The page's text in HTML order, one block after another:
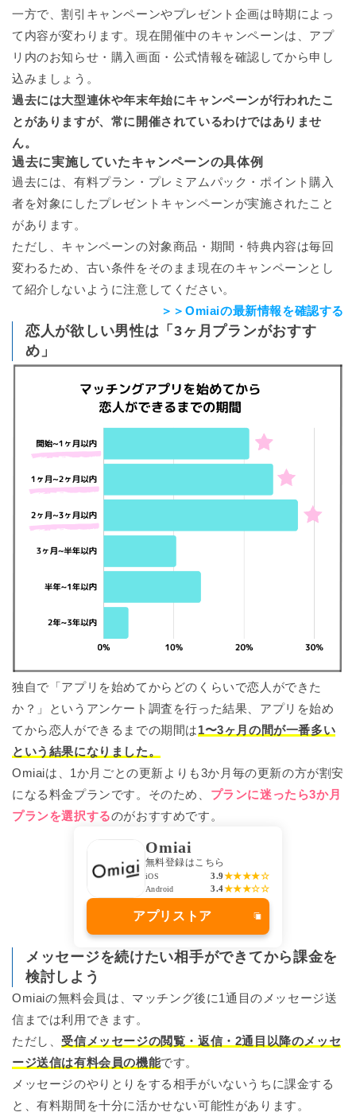
一方で、割引キャンペーンやプレゼント企画は時期によっ
て内容が変わります。現在開催中のキャンペーンは、アプ
リ内のお知らせ・購入画面・公式情報を確認してから申し
込みましょう。
過去には大型連休や年末年始にキャンペーンが行われたこ
とがありますが、常に開催されているわけではありませ
ん。
過去に実施していたキャンペーンの具体例
過去には、有料プラン・プレミアムパック・ポイント購入
者を対象にしたプレゼントキャンペーンが実施されたこと
があります。
ただし、キャンペーンの対象商品・期間・特典内容は毎回
変わるため、古い条件をそのまま現在のキャンペーンとし
て紹介しないように注意してください。
＞＞Omiaiの最新情報を確認する
恋人が欲しい男性は「3ヶ月プランがおすす
め」
独自で「アプリを始めてからどのくらいで恋人ができた
か？」というアンケート調査を行った結果、アプリを始め
てから恋人ができるまでの期間は1〜3ヶ月の間が一番多い
という結果になりました。
Omiaiは、1か月ごとの更新よりも3か月毎の更新の方が割安
になる料金プランです。そのため、 プランに迷ったら3か月
プランを選択するのがおすすめです。
Omiai
無料登録はこちら
iOS 3.9★★★★☆
Android 3.4★★★☆☆
アプリストア
メッセージを続けたい相手ができてから課金を
検討しよう
Omiaiの無料会員は、マッチング後に1通目のメッセージ送
信までは利用できます。
ただし、 受信メッセージの閲覧・返信・2通目以降のメッセ
ージ送信は有料会員の機能です。
メッセージのやりとりをする相手がいないうちに課金する
と、有料期間を十分に活かせない可能性があります。